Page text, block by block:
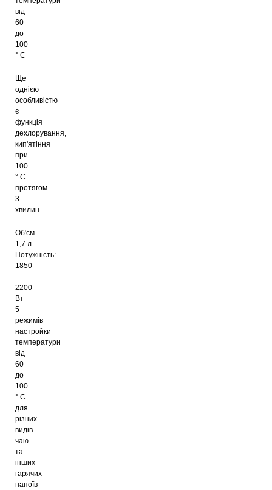
від
60
до
100
° C
Ще
однією
особливістю
є
функція
дехлорування,
кип'ятіння
при
100
° C
протягом
3
хвилин
Об'єм
1,7 л
Потужність:
1850
-
2200
Вт
5
режимів
настройки
температури
від
60
до
100
° C
для
різних
видів
чаю
та
інших
гарячих
напоїв